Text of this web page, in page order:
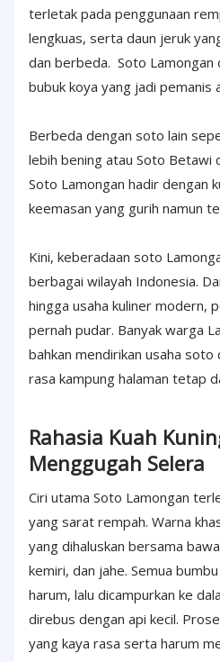
terletak pada penggunaan
lengkuas, serta daun jeruk
dan berbeda. Soto Lamongan
bubuk koya yang jadi pemanis
Berbeda dengan soto lain
lebih bening atau Soto Betawi
Soto Lamongan hadir dengan
keemasan yang gurih namun
Kini, keberadaan soto
berbagai wilayah Indonesia.
hingga usaha kuliner modern,
pernah pudar. Banyak warga
bahkan mendirikan usaha soto
rasa kampung halaman tetap
Rahasia Kuah
Menggugah Selera
Ciri utama Soto Lamongan
yang sarat rempah. Warna
yang dihaluskan bersama
kemiri, dan jahe. Semua
harum, lalu dicampurkan ke
direbus dengan api kecil.
yang kaya rasa serta harum